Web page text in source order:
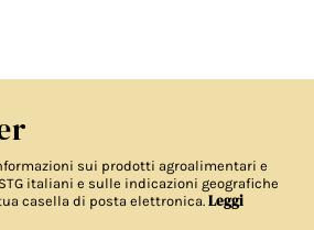
sui prodotti agroalimentari e
italiani e sulle indicazioni geografiche
casella di posta elettronica.Leggi